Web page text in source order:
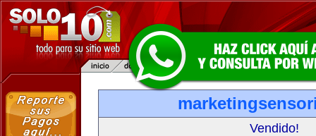
Vendido!